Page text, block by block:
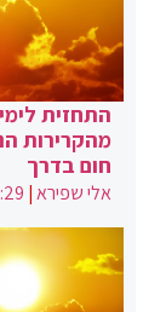
התחזית
מהקרירות
חום בדרך
אלי שפירא|